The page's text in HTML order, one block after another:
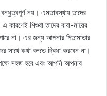
নয়। এমতাবস্থায় তাদের
কারণেই শিশুরা তাদের বাবা-মায়ের
না। এর জন্য আপনার পিতামাতার
সাথে কথা বলতে দ্বিধা করবেন না।
সহজ হবে এবং আপনি আপনার